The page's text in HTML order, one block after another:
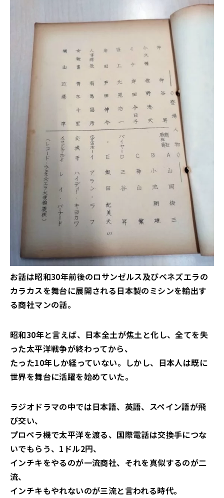
お話は昭和30年前後のロサンゼルス及びベネズエラの
カラカスを舞台に展開される日本製のミシンを輸出す
る商社マンの話。
昭和30年と言えば、日本全土が焦土と化し、全てを失
った太平洋戦争が終わってから、
たった10年しか経っていない。しかし、日本人は既に
世界を舞台に活躍を始めていた。
ラジオドラマの中では日本語、英語、スペイン語が飛
び交い、
プロペラ機で太平洋を渡る、国際電話は交換手につな
いでもらう、1ドル2円、
インチキをやるのが一流商社、それを真似するのが二
流、
インチキもやれないのが三流と言われる時代。